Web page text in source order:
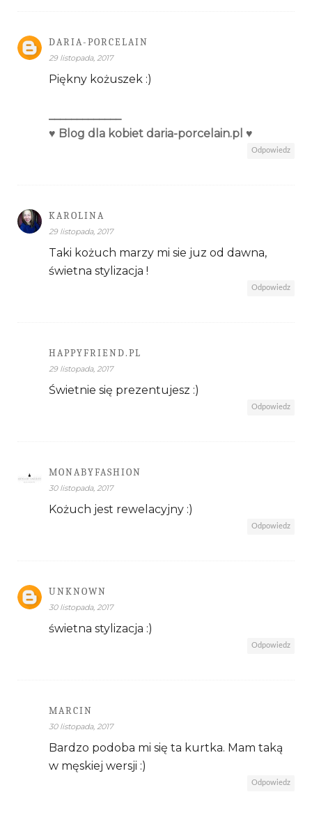
DARIA-PORCELAIN
29 listopada, 2017
Piękny kożuszek :)
♥ Blog dla kobiet daria-porcelain.pl ♥
Odpowiedz
KAROLINA
29 listopada, 2017
Taki kożuch marzy mi sie juz od dawna,
świetna stylizacja !
Odpowiedz
HAPPYFRIEND.PL
29 listopada, 2017
Świetnie się prezentujesz :)
Odpowiedz
MONABYFASHION
30 listopada, 2017
Kożuch jest rewelacyjny :)
Odpowiedz
UNKNOWN
30 listopada, 2017
świetna stylizacja :)
Odpowiedz
MARCIN
30 listopada, 2017
Bardzo podoba mi się ta kurtka. Mam taką
w męskiej wersji :)
Odpowiedz